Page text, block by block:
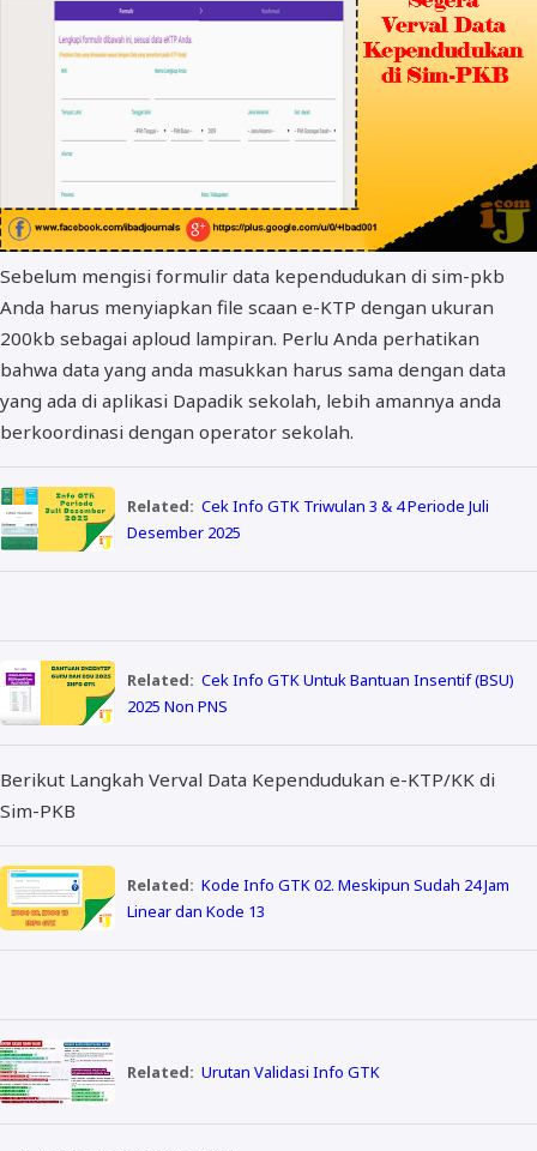
Sebelum mengisi formulir data kependudukan di sim-pkb
Anda harus menyiapkan file scaan e-KTP dengan ukuran
200kb sebagai aploud lampiran. Perlu Anda perhatikan
bahwa data yang anda masukkan harus sama dengan data
yang ada di aplikasi Dapadik sekolah, lebih amannya anda
berkoordinasi dengan operator sekolah.
Related: Cek Info GTK Triwulan 3 & 4 Periode Juli
Desember 2025
Related: Cek Info GTK Untuk Bantuan Insentif (BSU)
2025 Non PNS
Berikut Langkah Verval Data Kependudukan e-KTP/KK di
Sim-PKB
Related: Kode Info GTK 02. Meskipun Sudah 24 Jam
Linear dan Kode 13
Related: Urutan Validasi Info GTK